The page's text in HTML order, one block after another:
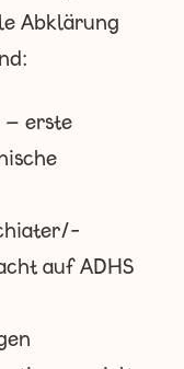
Abklärung
erste
auf ADHS